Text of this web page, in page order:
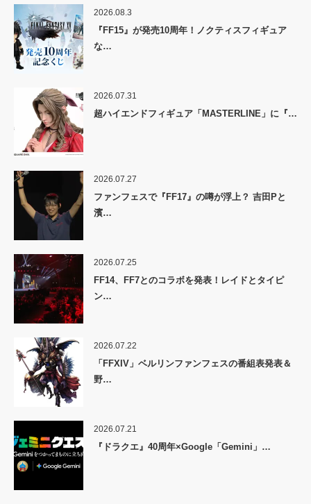
2026.08.3
『FF15』が発売10周年！ノクティスフィギュア
な…
2026.07.31
超ハイエンドフィギュア「MASTERLINE」に『…
2026.07.27
ファンフェスで『FF17』の噂が浮上？ 吉田Pと
濱…
2026.07.25
FF14、FF7とのコラボを発表！レイドとタイピ
ン…
2026.07.22
「FFXIV」ベルリンファンフェスの番組表発表＆
野…
2026.07.21
『ドラクエ』40周年×Google「Gemini」…